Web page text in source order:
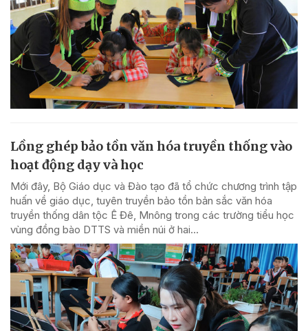
Lồng ghép bảo tồn văn hóa truyền thống vào
hoạt động dạy và học
Mới đây, Bộ Giáo dục và Đào tạo đã tổ chức chương trình tập
huấn về giáo dục, tuyên truyền bảo tồn bản sắc văn hóa
truyền thống dân tộc Ê Đê, Mnông trong các trường tiểu học
vùng đồng bào DTTS và miền núi ở hai...